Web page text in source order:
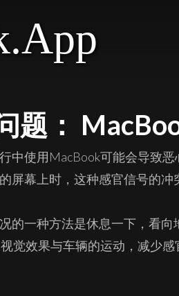
题：
中使用MacBook可能会导致
屏幕上时，这种感官信号的冲
的一种方法是休息一下，看向
觉效果与车辆的运动，减少感